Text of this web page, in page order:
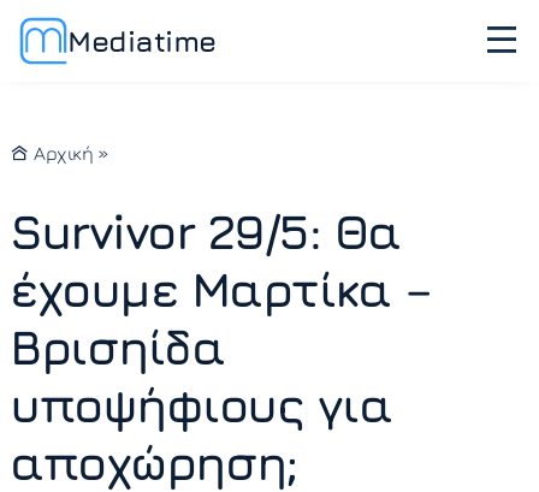
Mediatime
Αρχική »
Survivor 29/5: Θα
έχουμε Μαρτίκα –
Βρισηίδα
υποψήφιους για
αποχώρηση;